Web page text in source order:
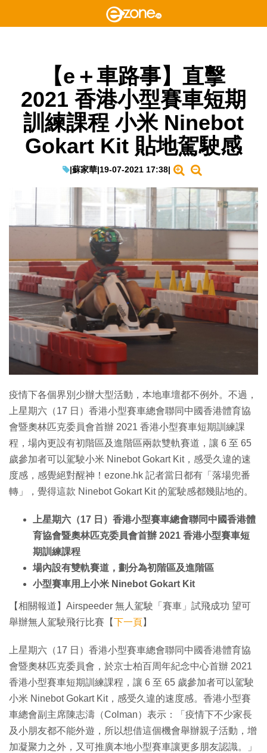
【e＋車路事】直擊
2021 香港小型賽車短期
訓練課程 小米 Ninebot
Gokart Kit 貼地駕駛感
|蘇家華|19-07-2021 17:38|
疫情下各個界別少辦大型活動，本地車壇都不例外。不過，
上星期六（17 日）香港小型賽車總會聯同中國香港體育協
會暨奧林匹克委員會首辦 2021 香港小型賽車短期訓練課
程，場內更設有初階區及進階區兩款雙軌賽道，讓 6 至 65
歲參加者可以駕駛小米 Ninebot Gokart Kit，感受久違的速
度感，感覺絕對醒神！ezone.hk 記者當日都有「落場兜番
轉」，覺得這款 Ninebot Gokart Kit 的駕駛感都幾貼地的。
上星期六（17 日）香港小型賽車總會聯同中國香港體
育協會暨奧林匹克委員會首辦 2021 香港小型賽車短
期訓練課程
場內設有雙軌賽道，劃分為初階區及進階區
小型賽車用上小米 Ninebot Gokart Kit
【相關報道】Airspeeder 無人駕駛「賽車」試飛成功 望可
舉辦無人駕駛飛行比賽【下一頁】
上星期六（17 日）香港小型賽車總會聯同中國香港體育協
會暨奧林匹克委員會，於京士柏百周年紀念中心首辦 2021
香港小型賽車短期訓練課程，讓 6 至 65 歲參加者可以駕駛
小米 Ninebot Gokart Kit，感受久違的速度感。香港小型賽
車總會副主席陳志濤（Colman）表示：「疫情下不少家長
及小朋友都不能外遊，所以想借這個機會舉辦親子活動，增
加凝聚力之外，又可推廣本地小型賽車讓更多朋友認識。」